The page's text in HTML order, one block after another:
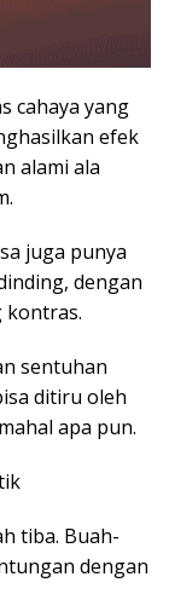
cahaya yang
efek
alami ala
juga punya
dengan
kontras.
sentuhan
ditiru oleh
apa pun.
tiba. Buah-
dengan